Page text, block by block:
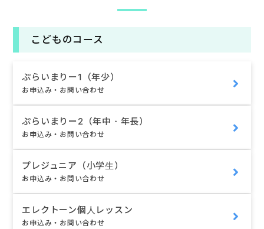
こどものコース
ぷらいまりー1（年少）
お申込み・お問い合わせ
ぷらいまりー2（年中・年長）
お申込み・お問い合わせ
プレジュニア（小学生）
お申込み・お問い合わせ
エレクトーン個人レッスン
お申込み・お問い合わせ